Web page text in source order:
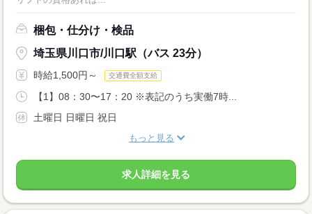
梱包・仕分け・検品
埼玉県川口市/川口駅（バス 23分）
時給1,500円～ 交通費全額支給
【1】08：30〜17：20 ※表記のうち実働7時...
土曜日 日曜日 祝日
もっと見る
求人詳細を見る